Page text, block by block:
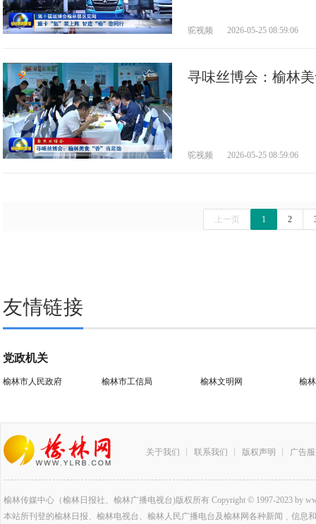
驼视频 2026-05-25 08:59:06
寻味丝博会：榆林
驼视频 2026-05-25 08:59:06
上一页 1 2
友情链接
党政机关
榆林市人民政府 榆林市工信局 榆林文明网 榆
关于我们 联系我们 版权声明 广告
榆林传媒中心（榆林日报社、榆林广播电视台)版权所有 Copyright © 1997-2023 by
本站所刊登的榆林日报、榆林电视台、榆林人民广播电台及榆林网各种新闻﹑信